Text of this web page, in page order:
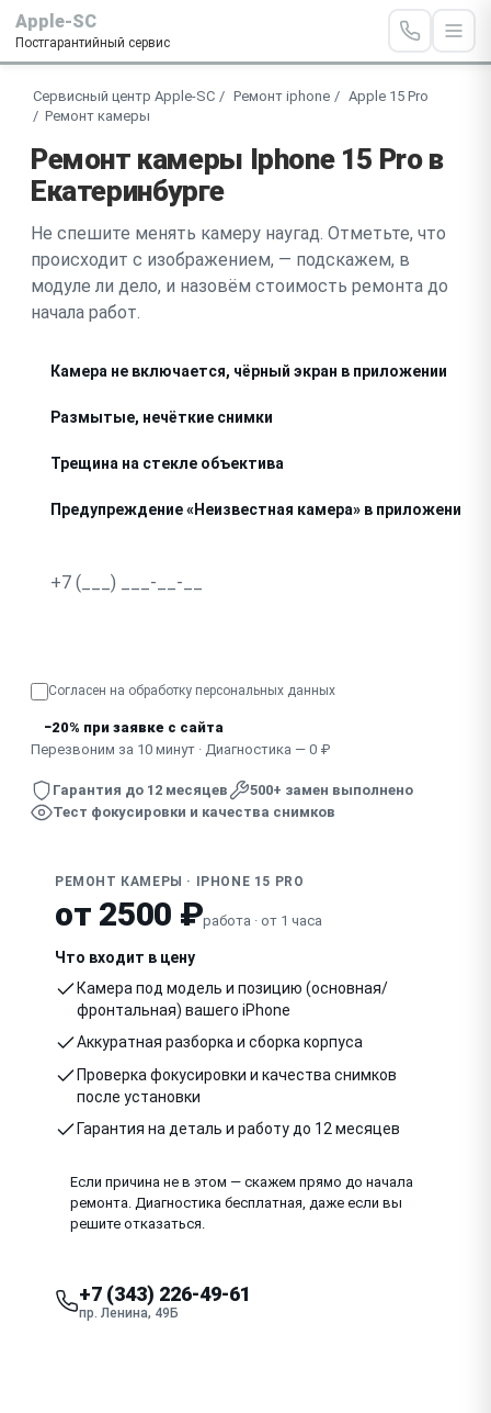
Apple-SC
Постгарантийный сервис
Сервисный центр Apple-SC Ремонт iphone
Apple 15 Pro
Ремонт камеры
Ремонт камеры Iphone 15 Pro в
Екатеринбурге
Не спешите менять камеру наугад. Отметьте, что
происходит с изображением, — подскажем, в
модуле ли дело, и назовём стоимость ремонта до
начала работ.
Камера не включается, чёрный экран в приложении
Размытые, нечёткие снимки
Трещина на стекле объектива
Предупреждение «Неизвестная камера» в приложении
Согласен на обработку персональных данных
−20% при заявке с сайта
Перезвоним за 10 минут · Диагностика — 0 ₽
Гарантия до 12 месяцев
500+ замен выполнено
Тест фокусировки и качества снимков
РЕМОНТ КАМЕРЫ · IPHONE 15 PRO
от 2500 ₽работа · от 1 часа
Что входит в цену
Камера под модель и позицию (основная/
фронтальная) вашего iPhone
Аккуратная разборка и сборка корпуса
Проверка фокусировки и качества снимков
после установки
Гарантия на деталь и работу до 12 месяцев
Если причина не в этом — скажем прямо до начала
ремонта. Диагностика бесплатная, даже если вы
решите отказаться.
+7 (343) 226-49-61
пр. Ленина, 49Б